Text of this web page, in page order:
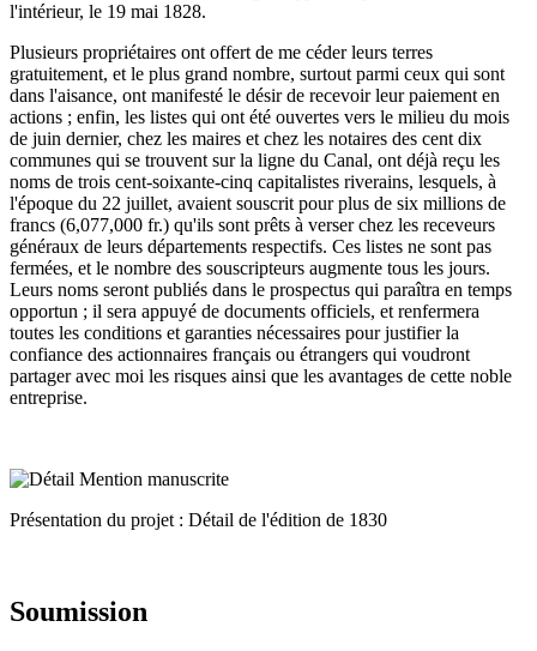
l'intérieur, le 19 mai 1828.
Plusieurs propriétaires ont offert de me céder leurs terres
gratuitement, et le plus grand nombre, surtout parmi ceux qui sont
dans l'aisance, ont manifesté le désir de recevoir leur paiement en
actions ; enfin, les listes qui ont été ouvertes vers le milieu du mois
de juin dernier, chez les maires et chez les notaires des cent dix
communes qui se trouvent sur la ligne du Canal, ont déjà reçu les
noms de trois cent-soixante-cinq capitalistes riverains, lesquels, à
l'époque du 22 juillet, avaient souscrit pour plus de six millions de
francs (6,077,000 fr.) qu'ils sont prêts à verser chez les receveurs
généraux de leurs départements respectifs. Ces listes ne sont pas
fermées, et le nombre des souscripteurs augmente tous les jours.
Leurs noms seront publiés dans le prospectus qui paraîtra en temps
opportun ; il sera appuyé de documents officiels, et renfermera
toutes les conditions et garanties nécessaires pour justifier la
confiance des actionnaires français ou étrangers qui voudront
partager avec moi les risques ainsi que les avantages de cette noble
entreprise.
Présentation du projet : Détail de l'édition de 1830
Soumission